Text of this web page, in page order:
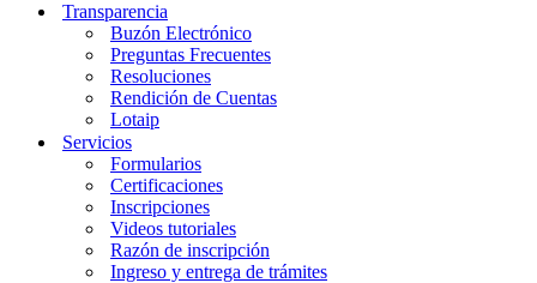
Transparencia
Buzón Electrónico
Preguntas Frecuentes
Resoluciones
Rendición de Cuentas
Lotaip
Servicios
Formularios
Certificaciones
Inscripciones
Videos tutoriales
Razón de inscripción
Ingreso y entrega de trámites